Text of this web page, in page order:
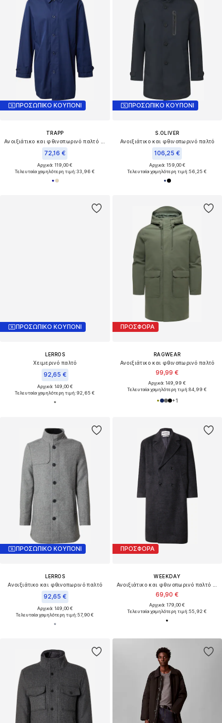
ΠΡΟΣΩΠΙΚΟ ΚΟΥΠΟΝΙ
TRAPP
72,16 €
Αρχικά: 119,00 €
Τελευταία χαμηλότερη τιμή:33,96 €
ΠΡΟΣΩΠΙΚΟ ΚΟΥΠΟΝΙ
S.OLIVER
Ανοιξιάτικο και φθινοπωρινό παλτό
106,25 €
Αρχικά: 159,00 €
Τελευταία χαμηλότερη τιμή:56,25 €
ΠΡΟΣΩΠΙΚΟ ΚΟΥΠΟΝΙ
LERROS
Χειμερινό παλτό
92,65 €
Αρχικά: 149,00 €
Τελευταία χαμηλότερη τιμή:92,65 €
ΠΡΟΣΦΟΡΑ
RAGWEAR
Ανοιξιάτικο και φθινοπωρινό παλτό
99,99 €
Αρχικά: 149,99 €
Τελευταία χαμηλότερη τιμή:84,99 €
+1
ΠΡΟΣΩΠΙΚΟ ΚΟΥΠΟΝΙ
LERROS
Ανοιξιάτικο και φθινοπωρινό παλτό
92,65 €
Αρχικά: 149,00 €
Τελευταία χαμηλότερη τιμή:57,90 €
ΠΡΟΣΦΟΡΑ
WEEKDAY
69,90 €
Αρχικά: 179,00 €
Τελευταία χαμηλότερη τιμή:55,92 €